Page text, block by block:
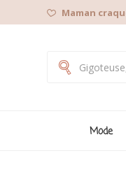
Maman
Mode